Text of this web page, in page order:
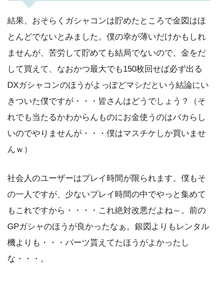
結果、おそらくガシャコンは貯めたところで金図はほ
とんどでないとみました。僕の幸が薄いだけかもしれ
ませんが、苦労して貯めても結局でないので、金をだ
して買えて、なおかつ最大でも150枚回せば必ず出る
DXガシャコンのほうがよっぽどマシだという結論にい
きついた僕ですが・・・皆さんはどうでしょう？（そ
れでも当たるかわからんものにお金使うのはバカらし
いのでやりませんが・・・僕はマスチケしか買いませ
んｗ）
社会人のユーザーはプレイ時間が限られます。僕もそ
の一人ですが、少ないプレイ時間の中でやっと集めて
もこれですから・・・・これ絶対改悪だよね～。前の
GPガシャのほうが良かったなぁ。銀図よりもレンタル
機よりも・・・パーツ貰えてたほうがよかったし
な・・・。